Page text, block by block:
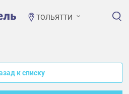
ТОЛЬЯТТИ
к списку